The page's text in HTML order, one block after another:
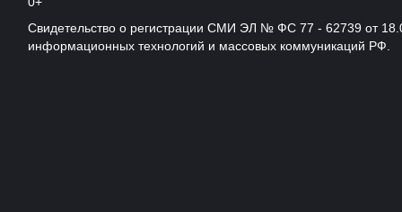
Свидетельство о регистрации СМИ ЭЛ № ФС 77 - 62739 от
информационных технологий и массовых коммуникаций РФ.